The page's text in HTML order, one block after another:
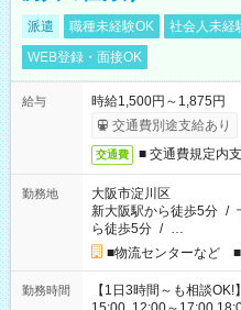
派遣 職種未経験OK 社会人未経
WEB登録・面接OK
給与
時給1,500円～1,875円
交通費別途支給あり
交通費 ■ 交通費規定内
勤務地
大阪市淀川区
新大阪駅から徒歩5分 /
ら徒歩5分 / …
■物流センターなど
勤務時間
【1日3時間～も相談OK!】 ＜シフト例＞ 9:00～12:00 10:00